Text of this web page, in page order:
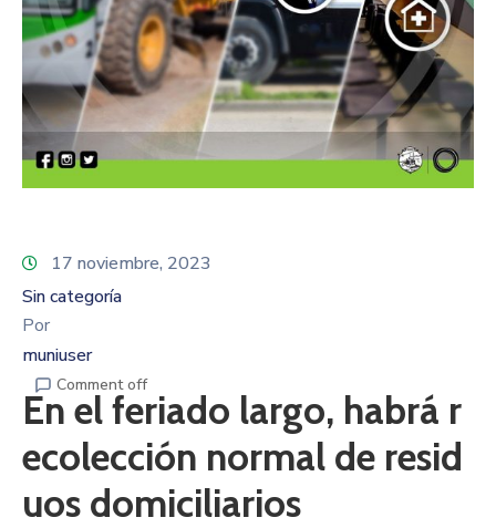
17 noviembre, 2023
Sin categoría
Por
muniuser
Comment off
En el feriado largo, habrá r
ecolección normal de resid
uos domiciliarios